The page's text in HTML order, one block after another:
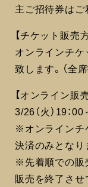
主ご招待券はご
【チケット販売
オンラインチケ
致します。（全席
【オンライン販売
3/26（火）19：
※オンラインチ
決済のみとなり
※先着順での販
販売を終了させ